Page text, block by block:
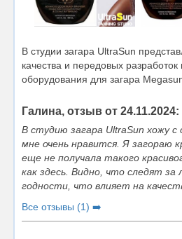
В студии загара UltraSun
качества и передовых разработок
оборудования для загара
Галина, отзыв от 24.11.2024:
В студию загара UltraSun хожу
мне очень нравится. Я загораю
еще не получала такого
как здесь. Видно, что следят за
годности, что влияет на
Все отзывы (1) ➡️